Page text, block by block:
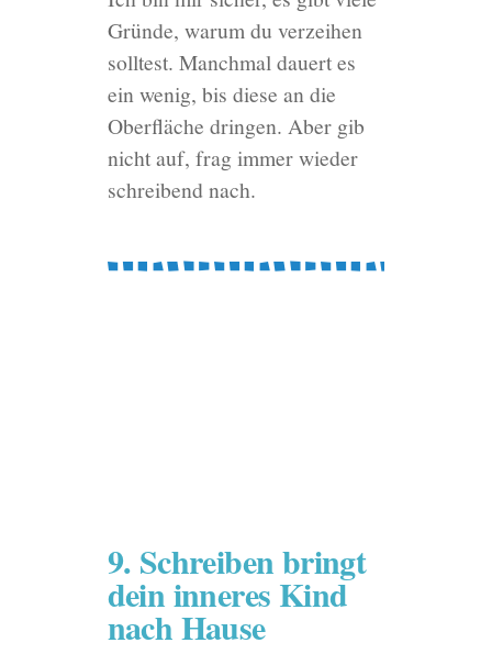
Gründe, warum du verzeihen
solltest. Manchmal dauert es
ein wenig, bis diese an die
Oberfläche dringen. Aber gib
nicht auf, frag immer wieder
schreibend nach.
9. Schreiben bringt
dein inneres Kind
nach Hause